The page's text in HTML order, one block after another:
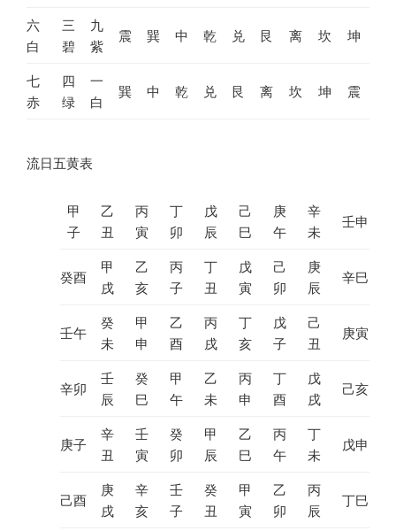
六
白
三
碧
九
紫
震 巽 中 乾 兑 艮 离 坎 坤
七
赤
四
绿
一
白
巽 中 乾 兑 艮 离 坎 坤 震
流日五黄表
甲
子
乙
丑
丙
寅
丁
卯
戊
辰
己
巳
庚
午
辛
未
壬申
癸酉
甲
戌
乙
亥
丙
子
丁
丑
戊
寅
己
卯
庚
辰
辛巳
壬午
癸
未
甲
申
乙
酉
丙
戌
丁
亥
戊
子
己
丑
庚寅
辛卯
壬
辰
癸
巳
甲
午
乙
未
丙
申
丁
酉
戊
戌
己亥
庚子
辛
丑
壬
寅
癸
卯
甲
辰
乙
巳
丙
午
丁
未
戊申
己酉
庚
戌
辛
亥
壬
子
癸
丑
甲
寅
乙
卯
丙
辰
丁巳